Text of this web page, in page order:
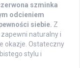
szminka
odcieniem
siebie. Z
naturalny i
okazje. Ostateczny
stylu i